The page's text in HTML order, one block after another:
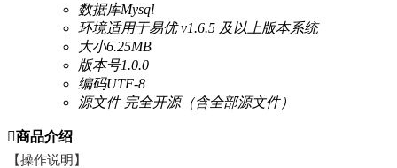
数据库Mysql
环境适用于易优 v1.6.5 及以上版本系统
大小6.25MB
版本号1.0.0
编码UTF-8
源文件完全开源（含全部源文件）
商品介绍
【操作说明】